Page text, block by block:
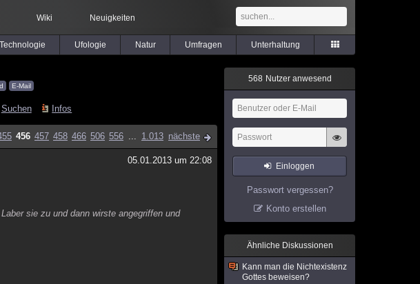
Wiki Neuigkeiten
Technologie Ufologie Natur Umfragen Unterhaltung
E-Mail
Suchen Infos
456 457 458 466 506 556 ... 1.013 nächste
05.01.2013 um 22:08
sie zu und dann wirste angegriffen und
568 Nutzer anwesend
Einloggen
Passwort vergessen?
Konto erstellen
Ähnliche Diskussionen
Kann man die Nichtexistenz
Gottes beweisen?